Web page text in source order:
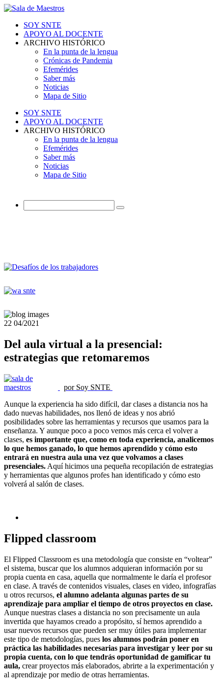
SOY SNTE
APOYO AL DOCENTE
ARCHIVO HISTÓRICO
En la punta de la lengua
Crónicas de Pandemia
Efemérides
Saber más
Noticias
Mapa de Sitio
SOY SNTE
APOYO AL DOCENTE
ARCHIVO HISTÓRICO
En la punta de la lengua
Efemérides
Saber más
Noticias
Mapa de Sitio
22 04/2021
Del aula virtual a la presencial:
estrategias que retomaremos
por Soy SNTE
Aunque la experiencia ha sido difícil, dar clases a distancia nos ha
dado nuevas habilidades, nos llenó de ideas y nos abrió
posibilidades sobre las herramientas y recursos que usamos para la
enseñanza. Y aunque poco a poco vemos más cerca el volver a
clases, es importante que, como en toda experiencia, analicemos
lo que hemos ganado, lo que hemos aprendido y cómo esto
entrará en nuestra aula una vez que volvamos a clases
presenciales. Aquí hicimos una pequeña recopilación de estrategias
y herramientas que algunos profes han identificado y cómo esto
volverá al salón de clases.
Flipped classroom
El Flipped Classroom es una metodología que consiste en “voltear”
el sistema, buscar que los alumnos adquieran información por su
propia cuenta en casa, aquella que normalmente le daría el profesor
en clase. A través de contenidos visuales, clases en video, infografías
u otros recursos, el alumno adelanta algunas partes de su
aprendizaje para ampliar el tiempo de otros proyectos en clase.
Aunque nuestras clases a distancia no son precisamente un aula
invertida que hayamos creado a propósito, sí hemos aprendido a
usar nuevos recursos que pueden ser muy útiles para implementar
este tipo de metodologías, pues los alumnos podrán poner en
práctica las habilidades necesarias para investigar y leer por su
propia cuenta, con lo que tendrás oportunidad de gamificar tu
aula, crear proyectos más elaborados, abrirte a la experimentación y
al aprendizaje por medio de otras herramientas.